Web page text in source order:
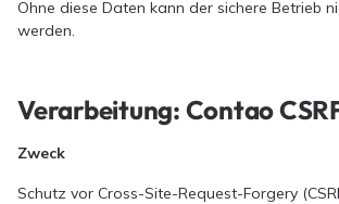
Ohne diese Daten kann der sichere Betrieb
werden.
Verarbeitung: Contao
Zweck
Schutz vor Cross-Site-Request-Forgery